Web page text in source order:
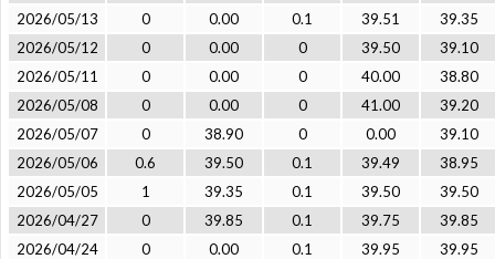
2026/05/13
0 0.00 0.1 39.51
39.35
2026/05/12
0 0.00 0 39.50
39.10
2026/05/11
0 0.00 0 40.00
38.80
2026/05/08
0 0.00 0 41.00
39.20
2026/05/07
0 38.90 0 0.00
39.10
2026/05/06
0.6 39.50 0.1 39.49
38.95
2026/05/05
1 39.35 0.1 39.50
39.50
2026/04/27
0 39.85 0.1 39.75
39.85
2026/04/24
0 0.00 0.1 39.95
39.95